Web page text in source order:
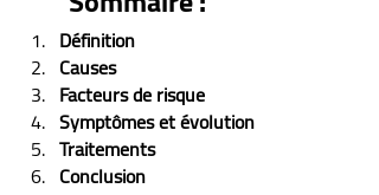
Définition
Causes
Facteurs de risque
Symptômes et évolution
Traitements
Conclusion